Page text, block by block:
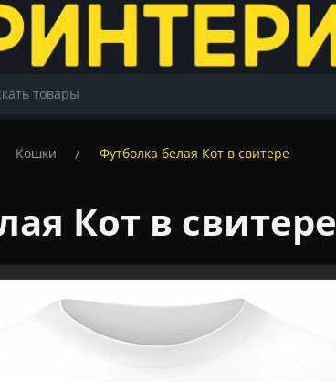
Кошки / Футболка белая Кот в свитере
Кот в свитере